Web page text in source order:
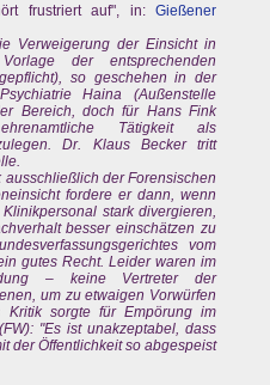
frustriert auf", in:Gießener
Verweigerung der Einsicht in
der entsprechenden
so geschehen in der
Haina (Außenstelle
Bereich, doch für Hans Fink
Tätigkeit als
Dr. Klaus Becker tritt
der Forensischen
fordere er dann, wenn
stark divergieren,
besser einschätzen zu
vom
gutes Recht. Leider waren im
– keine Vertreter der
um zu etwaigen Vorwürfen
Kritik sorgte für Empörung im
"Es ist unakzeptabel, dass
der Öffentlichkeit so abgespeist